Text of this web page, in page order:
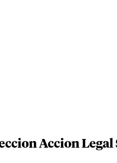
Accion Legal